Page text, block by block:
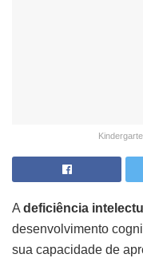
Adeficiência
desenvolvimento
sua capacidade de